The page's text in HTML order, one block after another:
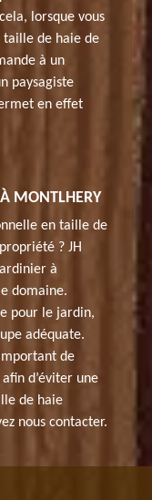
lorsque vous
taille de haie de
à un
paysagiste
en effet
MONTLHERY
en taille de
? JH
à
domaine.
pour le jardin,
adéquate.
de
d’éviter une
de haie
nous contacter.